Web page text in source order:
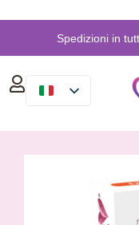
Spedizioni in